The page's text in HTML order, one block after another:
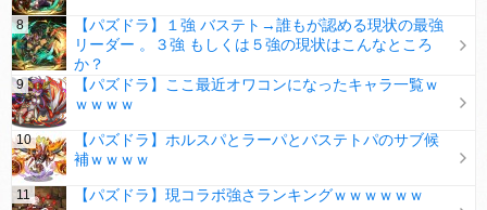
【パズドラ】１強 バステト→誰もが認める現状の最強
リーダー 。３強 もしくは５強の現状はこんなところ
か？
【パズドラ】ここ最近オワコンになったキャラ一覧ｗ
ｗｗｗｗ
【パズドラ】ホルスパとラーパとバステトパのサブ候
補ｗｗｗｗ
【パズドラ】現コラボ強さランキングｗｗｗｗｗｗ